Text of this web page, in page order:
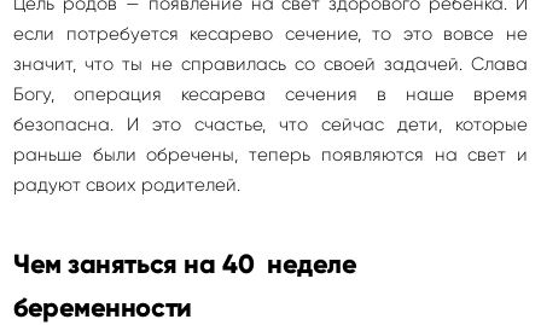
если потребуется кесарево сечение, то это вовсе не
значит, что ты не справилась со своей задачей. Слава
Богу, операция кесарева сечения в наше время
безопасна. И это счастье, что сейчас дети, которые
раньше были обречены, теперь появляются на свет и
радуют своих родителей.
Чем заняться на 40 неделе
беременности